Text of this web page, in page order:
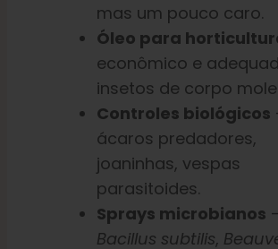
mas um pouco caro.
Óleo para
econômico e
insetos de corpo mole.
Controles biológicos
ácaros predadores,
joaninhas, vespas
parasitoides.
Sprays microbianos -
Bacillus subtilis,